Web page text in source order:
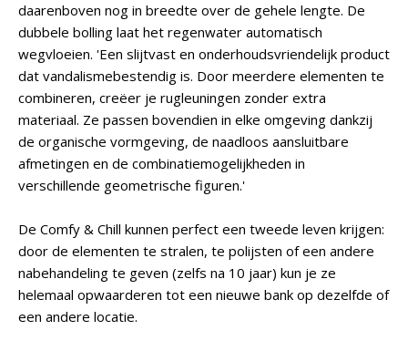
daarenboven nog in breedte over de gehele lengte. De
dubbele bolling laat het regenwater automatisch
wegvloeien. 'Een slijtvast en onderhoudsvriendelijk product
dat vandalismebestendig is. Door meerdere elementen te
combineren, creëer je rugleuningen zonder extra
materiaal. Ze passen bovendien in elke omgeving dankzij
de organische vormgeving, de naadloos aansluitbare
afmetingen en de combinatiemogelijkheden in
verschillende geometrische figuren.'
De Comfy & Chill kunnen perfect een tweede leven krijgen:
door de elementen te stralen, te polijsten of een andere
nabehandeling te geven (zelfs na 10 jaar) kun je ze
helemaal opwaarderen tot een nieuwe bank op dezelfde of
een andere locatie.